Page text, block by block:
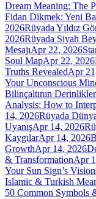
Dream Meaning: The
Fidan Dikmek: Yeni
2026Rüyada Yıldız
2026Rüyada Siyah
MesajıApr 22, 2026
Soul MapApr 22, 2026
Truths RevealedApr
Your Unconscious
Bilinçaltının
Analysis: How to
14, 2026Rüyada
UyanışApr 14, 2026
KaygılarApr 14, 2026
GrowthApr 14, 2026
& TransformationApr
Your Sun Sign’s
Islamic & Turkish
50 Common Symbols